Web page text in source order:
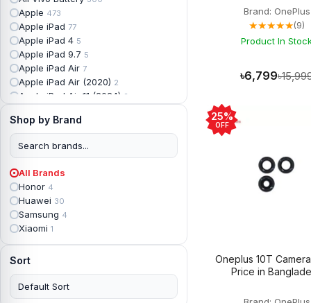
Apple 473
Apple iPad 77
Apple iPad 4 5
Apple iPad 9.7 5
Apple iPad Air 7
Apple iPad Air (2020) 2
Apple iPad Air 11 (2024) 2
Apple iPad Backshell
Apple iPad Battery
Apple iPad Display
Apple iPad mini 2
Apple iPad Mini 3
Apple iPad mini 4
Apple iPad Pro 10.5
Apple iPad Pro 11
Apple iPad Pro 12.96
Apple iPad Pro 12.9 2nd Gen
Apple iPad Pro 9.7 (2016)6
Apple iPad Pro 9.7 (2018)
Shop by Brand
All Brands
Honor 4
Huawei 30
Samsung 4
Xiaomi 1
Sort
Brand: OnePlus
★★★★★(9)
Product In
৳6,799
25%
OFF
Oneplus 10T
Price in